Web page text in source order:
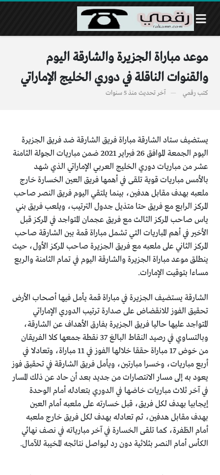
موعد مباراة الجزيرة والشارقة اليوم
والقنوات الناقلة في دوري الخليج الإماراتي
كتب رقمي آخر تحديث منذ 5 سنوات
يستضيف ستاد الشارقة مباراة فريق الشارقة ضد فريق الجزيرة
اليوم الجمعة الموافق 26 فبراير 2021 ضمن مباريات الجولة الثامنة
عشر من مباريات دوري الخليج العربي الإماراتي الذي شهد
بالأمس مباريات قوية تلقى في أهمها فريق العين الخسارة خارج
ملعبه بهدف مقابل هدفين، بينما يلتقي اليوم فريق النصر صاحب
المركز الرابع مع فريق حتا متذيل جدول الترتيب، ويلعب فريق بني
ياس صاحب المركز الثالث مع فريق عجمان المتواجد في المركز قبل
الأخير في أهم المباريات التي تشمل مباراة قمة بين الشارقة صاحب
المركز الثاني على ملعبه مع فريق الجزيرة صاحب المركز الأول، حيث
ينطلق موعد مباراة الجزيرة والشارقة اليوم في تمام الثامنة والربع
مساءا بتوقيت الإمارات.
الشارقة يستضيف الجزيرة في مباراة قمة يأمل فيها أصحاب الأرض
تحقيق الفوز للانقضاض على صدارة ترتيب الدوري الإماراتي
المتواجد عليها حاليا فريق الجزيرة بفارق الأهداف عن الشارقة،
وبالتساوي في رصيد النقاط البالغ 37 نقطة جمعها كلا الفريقان
من خوض 17 مباراة حققا خلالها الفوز في 11 مباراة، وتعادلا في
أربع مباريات، وخسرا مبارتين، ويأمل فريق الشارقة في تحقيق فوز
يعود به إلى مسار الانتصارات من جديد بعد أن حاد عن ذلك المسار
في آخر ثلاث مباريات خاضها في الدوري بتعادله أمام الوحدة
إيجابيا بهدف لكل فريق، قبل خسارته على ملعبه أمام العين
بهدف مقابل هدفين، ثم تعادله بهدف لكل فريق خارج ملعبه
أمام الظفرة، كما تلقى الخسارة في آخر مبارياته في نصف نهائي
الكأس أمام النصر بثلاثية دون رد ليواصل نتائجه المخيبة للآمال.